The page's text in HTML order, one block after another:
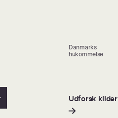
Danmarks
hukommelse
Udforsk kilder